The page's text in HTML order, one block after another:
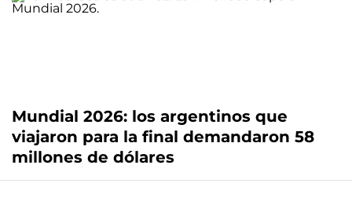
Mundial 2026: los argentinos que
viajaron para la final demandaron 58
millones de dólares